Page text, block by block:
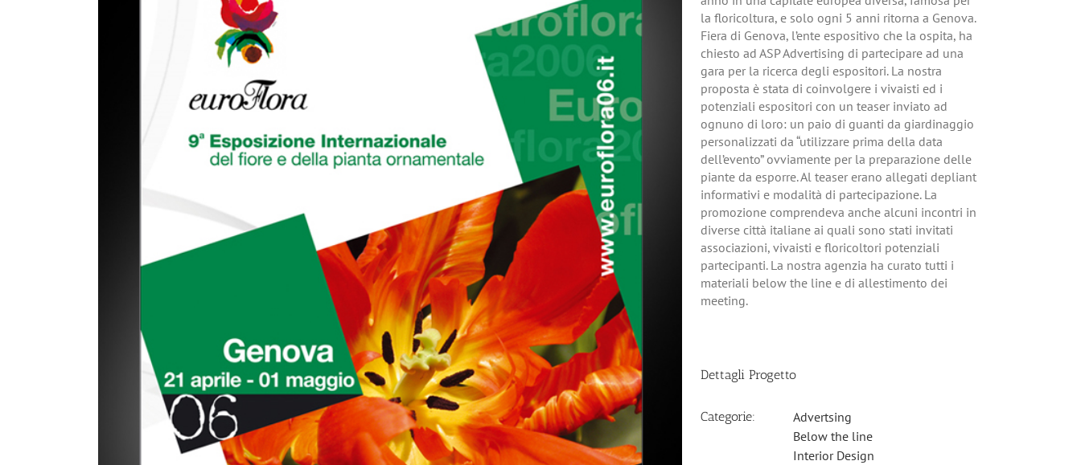
la floricoltura, e solo ogni 5 anni ritorna a Genova.
Fiera di Genova, l’ente espositivo che la ospita, ha
chiesto ad ASP Advertising di partecipare ad una
gara per la ricerca degli espositori. La nostra
proposta è stata di coinvolgere i vivaisti ed i
potenziali espositori con un teaser inviato ad
ognuno di loro: un paio di guanti da giardinaggio
personalizzati da “utilizzare prima della data
dell’evento” ovviamente per la preparazione delle
piante da esporre. Al teaser erano allegati depliant
informativi e modalità di partecipazione. La
promozione comprendeva anche alcuni incontri in
diverse città italiane ai quali sono stati invitati
associazioni, vivaisti e floricoltori potenziali
partecipanti. La nostra agenzia ha curato tutti i
materiali below the line e di allestimento dei
meeting.
Dettagli Progetto
Categorie:
Advertsing
Below the line
Interior Design